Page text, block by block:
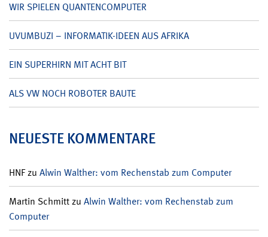
WIR SPIELEN QUANTENCOMPUTER
UVUMBUZI – INFORMATIK-IDEEN AUS AFRIKA
EIN SUPERHIRN MIT ACHT BIT
ALS VW NOCH ROBOTER BAUTE
NEUESTE KOMMENTARE
HNFzu Alwin Walther: vom Rechenstab zum Computer
Martin Schmittzu Alwin Walther: vom Rechenstab zum
Computer